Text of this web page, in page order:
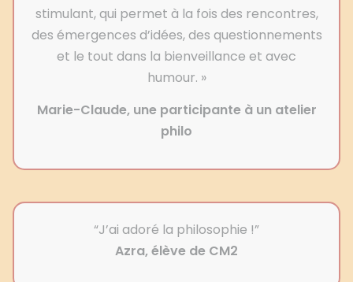
stimulant, qui permet à la fois des rencontres,
des émergences d’idées, des questionnements
et le tout dans la bienveillance et avec
humour. »
Marie-Claude, une participante à un atelier
philo
“J’ai adoré la philosophie !”
Azra, élève de CM2